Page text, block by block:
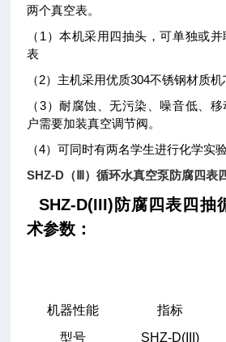
两个真空表。
（1）本机采用四抽头，可单独或
表
（2）主机采用优质304不锈钢材质机
（3）耐腐蚀、无污染、噪音低、
户需要加装真空调节阀。
（4）可同时有两名学生进行化学实
SHZ-D（Ⅲ）循环水真空泵防腐四表
SHZ-D(III)防腐四表四抽
术参数：
机器性能
指标
型号
SHZ-D(III)